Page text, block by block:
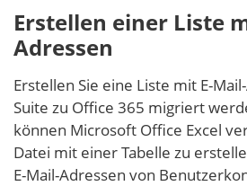
Erstellen einer Liste
Adressen
Erstellen Sie eine Liste mit E-
Suite zu Office 365 migriert
können Microsoft Office Excel
Datei mit einer Tabelle zu
E-Mail-Adressen von